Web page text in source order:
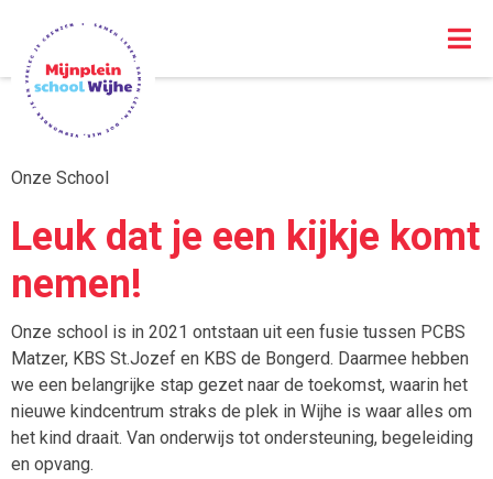
Onze School
Leuk dat je een kijkje komt
nemen!
Onze school is in 2021 ontstaan uit een fusie tussen PCBS
Matzer, KBS St.Jozef en KBS de Bongerd. Daarmee hebben
we een belangrijke stap gezet naar de toekomst, waarin het
nieuwe kindcentrum straks de plek in Wijhe is waar alles om
het kind draait. Van onderwijs tot ondersteuning, begeleiding
en opvang.